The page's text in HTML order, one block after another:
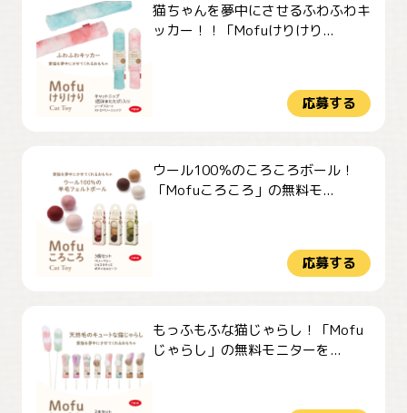
猫ちゃんを夢中にさせるふわふわキ
ッカー！！「Mofuけりけり...
応募する
ウール100％のころころボール！
「Mofuころころ」の無料モ...
応募する
もっふもふな猫じゃらし！「Mofu
じゃらし」の無料モニターを...